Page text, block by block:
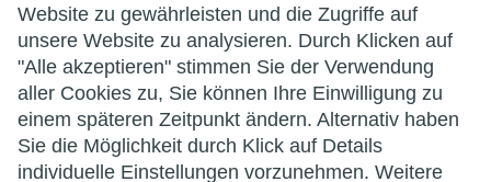
Website zu gewährleisten und die Zugriffe auf
unsere Website zu analysieren. Durch Klicken auf
"Alle akzeptieren" stimmen Sie der Verwendung
aller Cookies zu, Sie können Ihre Einwilligung zu
einem späteren Zeitpunkt ändern. Alternativ haben
Sie die Möglichkeit durch Klick auf Details
individuelle Einstellungen vorzunehmen. Weitere
Impressum
Datenschutz
AGB